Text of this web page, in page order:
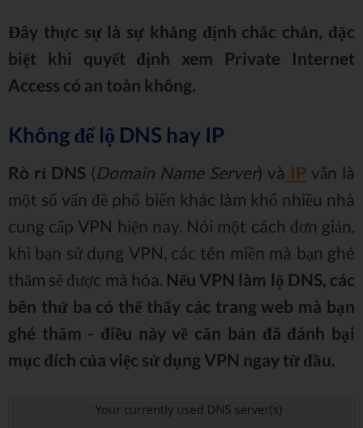
Đây thực sự là sự khẳng định chắc chắn, đặc
biệt khi quyết định xem Private Internet
Access có an toàn không.
Không để lộ DNS hay IP
Rò rỉ DNS (Domain Name Server) và IP vẫn là
một số vấn đề phổ biến khác làm khổ nhiều nhà
cung cấp VPN hiện nay. Nói một cách đơn giản,
khi bạn sử dụng VPN, các tên miền mà bạn ghé
thăm sẽ được mã hóa. Nếu VPN làm lộ DNS, các
bên thứ ba có thể thấy các trang web mà bạn
ghé thăm - điều này về căn bản đã đánh bại
mục đích của việc sử dụng VPN ngay từ đầu.